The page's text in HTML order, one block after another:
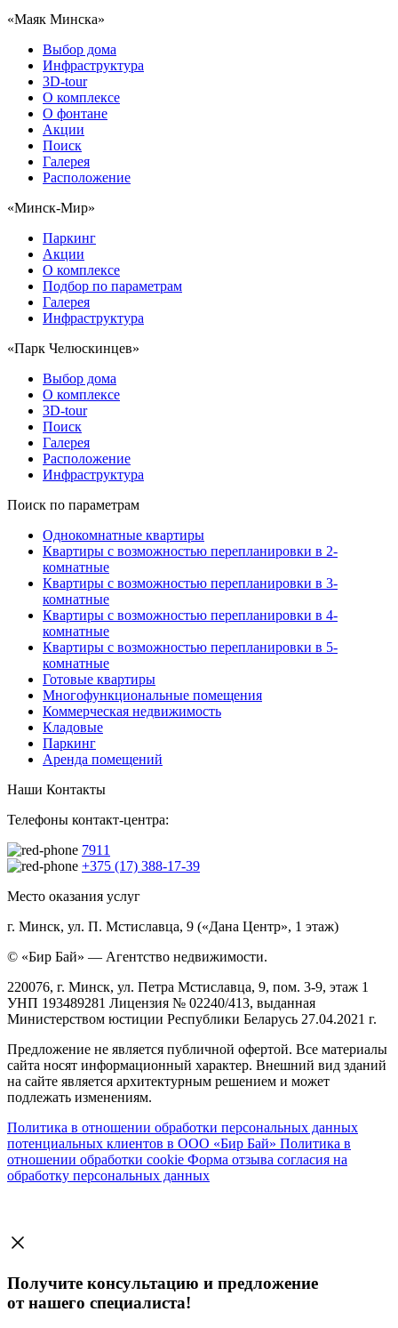
«Маяк Минска»
Выбор дома
Инфраструктура
3D-tour
О комплексе
О фонтане
Акции
Поиск
Галерея
Расположение
«Минск-Мир»
Паркинг
Акции
О комплексе
Подбор по параметрам
Галерея
Инфраструктура
«Парк Челюскинцев»
Выбор дома
О комплексе
3D-tour
Поиск
Галерея
Расположение
Инфраструктура
Поиск по параметрам
Однокомнатные квартиры
Квартиры с возможностью перепланировки в 2-
комнатные
Квартиры с возможностью перепланировки в 3-
комнатные
Квартиры с возможностью перепланировки в 4-
комнатные
Квартиры с возможностью перепланировки в 5-
комнатные
Готовые квартиры
Многофункциональные помещения
Коммерческая недвижимость
Кладовые
Паркинг
Аренда помещений
Наши Контакты
Телефоны контакт-центра:
7911
+375 (17) 388-17-39
Место оказания услуг
г. Минск, ул. П. Мстиславца, 9 («Дана Центр», 1 этаж)
© «Бир Бай» — Агентство недвижимости.
220076, г. Минск, ул. Петра Мстиславца, 9, пом. 3-9, этаж 1
УНП 193489281 Лицензия № 02240/413, выданная
Министерством юстиции Республики Беларусь 27.04.2021 г.
Предложение не является публичной офертой. Все материалы
сайта носят информационный характер. Внешний вид зданий
на сайте является архитектурным решением и может
подлежать изменениям.
Политика в отношении обработки персональных данных
потенциальных клиентов в ООО «Бир Бай» Политика в
отношении обработки cookie Форма отзыва согласия на
обработку персональных данных
Получите консультацию и предложение
от нашего специалиста!